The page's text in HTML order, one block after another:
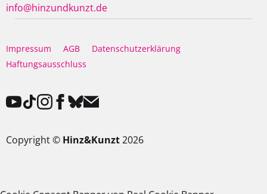
info@hinzundkunzt.de
Impressum AGB
Datenschutzerklärung
Haftungsausschluss
Copyright © Hinz&Kunzt2026